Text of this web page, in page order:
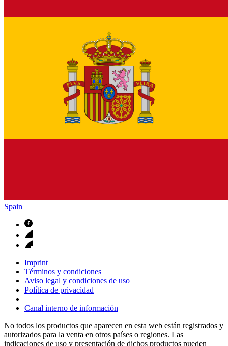
Spain
Imprint
Términos y condiciones
Aviso legal y condiciones de uso
Política de privacidad
Canal interno de información
No todos los productos que aparecen en esta web están registrados y
autorizados para la venta en otros países o regiones. Las
indicaciones de uso y presentación de dichos productos pueden